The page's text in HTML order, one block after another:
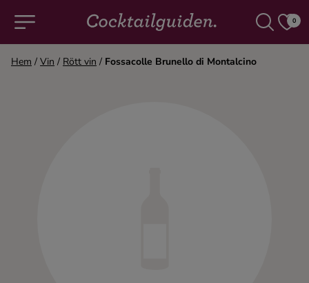
0
Hem / Vin / Rött vin / Fossacolle Brunello di Montalcino